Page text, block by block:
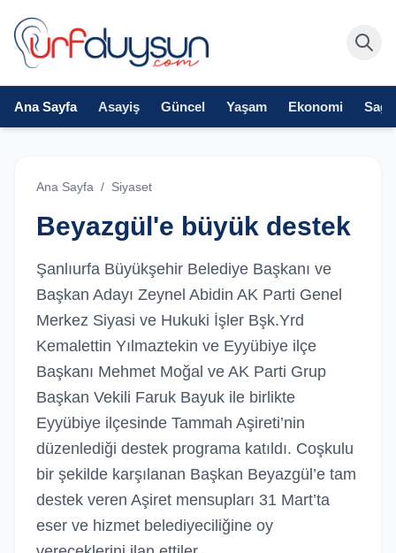
Ana Sayfa Asayiş Güncel Yaşam Ekonomi
Ana Sayfa / Siyaset
Beyazgül'e büyük destek
Şanlıurfa Büyükşehir Belediye Başkanı ve
Başkan Adayı Zeynel Abidin AK Parti Genel
Merkez Siyasi ve Hukuki İşler Bşk.Yrd
Kemalettin Yılmaztekin ve Eyyübiye ilçe
Başkanı Mehmet Moğal ve AK Parti Grup
Başkan Vekili Faruk Bayuk ile birlikte
Eyyübiye ilçesinde Tammah Aşireti’nin
düzenlediği destek programa katıldı. Coşkulu
bir şekilde karşılanan Başkan Beyazgül’e tam
destek veren Aşiret mensupları 31 Mart’ta
eser ve hizmet belediyeciliğine oy